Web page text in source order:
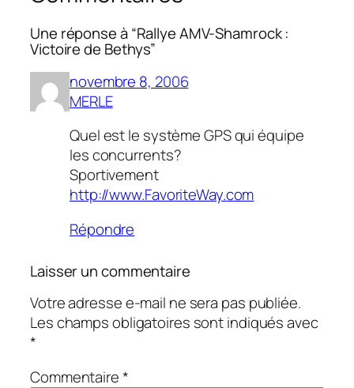
Une réponse à “Rallye AMV-Shamrock :
Victoire de Bethys”
novembre 8, 2006
MERLE
Quel est le système GPS qui équipe
les concurrents?
Sportivement
http://www.FavoriteWay.com
Répondre
Laisser un commentaire
Votre adresse e-mail ne sera pas publiée.
Les champs obligatoires sont indiqués avec
*
Commentaire*